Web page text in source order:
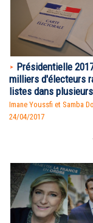
Présidentielle
milliers d'électeurs
listes dans
Imane Youssfi et Samba
24/04/2017